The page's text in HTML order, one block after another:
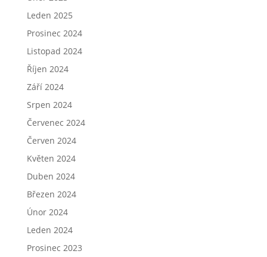
Leden 2025
Prosinec 2024
Listopad 2024
Říjen 2024
Září 2024
Srpen 2024
Červenec 2024
Červen 2024
Květen 2024
Duben 2024
Březen 2024
Únor 2024
Leden 2024
Prosinec 2023